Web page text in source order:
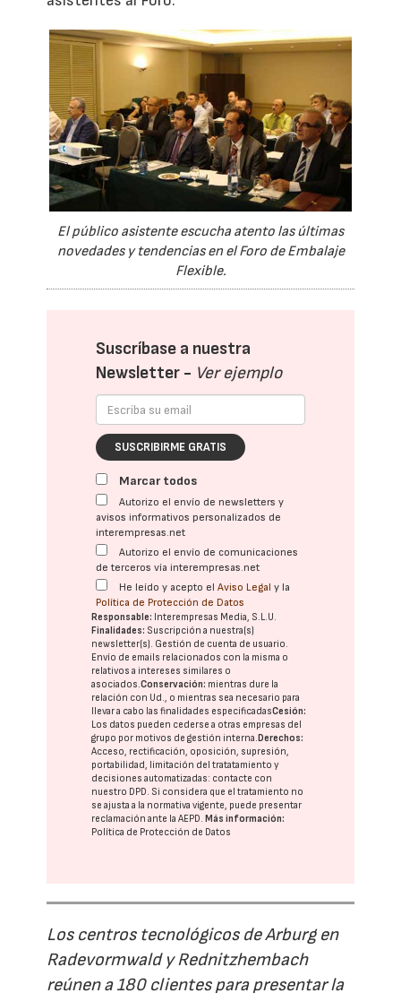
El público asistente escucha atento las últimas
novedades y tendencias en el Foro de Embalaje
Flexible.
Suscríbase a nuestra
Newsletter - Ver ejemplo
SUSCRIBIRME GRATIS
Marcar todos
Autorizo el envío de newsletters y
avisos informativos personalizados de
interempresas.net
Autorizo el envío de comunicaciones
de terceros vía interempresas.net
He leído y acepto elAviso Legal y la
Política de Protección de Datos
Responsable: Interempresas Media, S.L.U.
Finalidades: Suscripción a nuestra(s)
newsletter(s). Gestión de cuenta de usuario.
Envío de emails relacionados con la misma o
relativos a intereses similares o
asociados.Conservación: mientras dure la
relación con Ud., o mientras sea necesario para
llevar a cabo las finalidades especificadasCesión:
Los datos pueden cederse a otras empresas del
grupo por motivos de gestión interna. Derechos:
Acceso, rectificación, oposición, supresión,
portabilidad, limitación del tratatamiento y
decisiones automatizadas: contacte con
nuestro DPD. Si considera que el tratamiento no
se ajusta a la normativa vigente, puede presentar
reclamación ante laAEPD. Más información:
Política de Protección de Datos
Los centros tecnológicos de Arburg en
Radevormwald y Rednitzhembach
reúnen a 180 clientes para presentar la